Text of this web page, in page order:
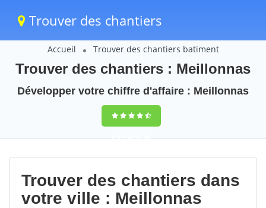
Trouver des chantiers
Accueil Trouver des chantiers batiment
Trouver des chantiers : Meillonnas
Développer votre chiffre d'affaire : Meillonnas
9,5(100%)58
votes
Trouver des chantiers dans
votre ville : Meillonnas